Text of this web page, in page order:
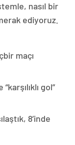
nasıl bir
ediyoruz.
maçı
gol”
8’inde